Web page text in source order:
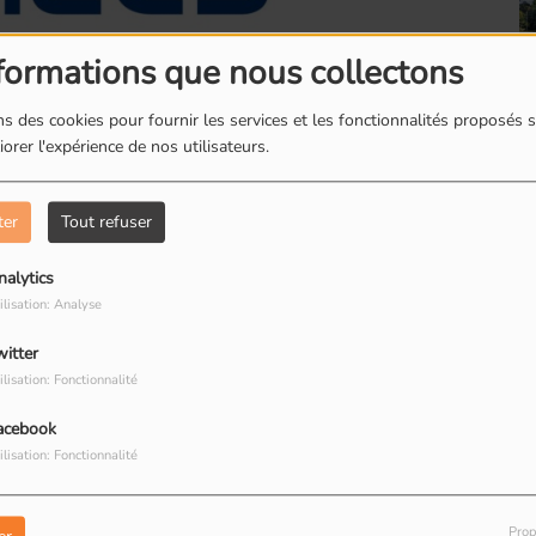
que nous collectons
des cookies pour fournir les services et les fonctionnalités proposés
l'expérience de nos utilisateurs.
Tout refuser
Analyse
Fonctionnalité
Fonctionnalité
dans le quartier des Larris à Fontenay-
totems" nous avons rencontrés Rachid
lespetitstotems
boites à livres